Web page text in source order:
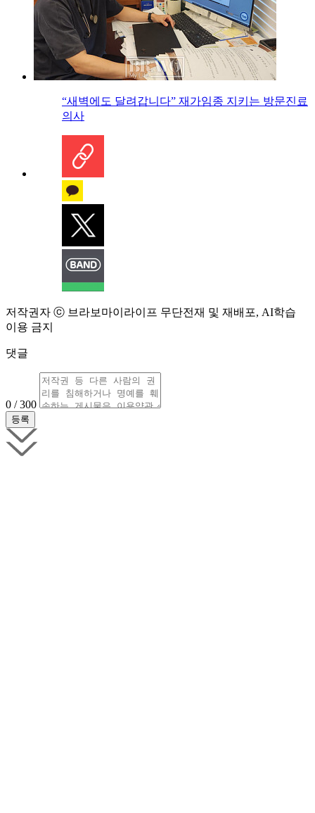
“새벽에도 달려갑니다” 재가임종 지키는 방문진료
의사
저작권자 ⓒ 브라보마이라이프 무단전재 및 재배포, AI학습
이용 금지
댓글
0 / 300